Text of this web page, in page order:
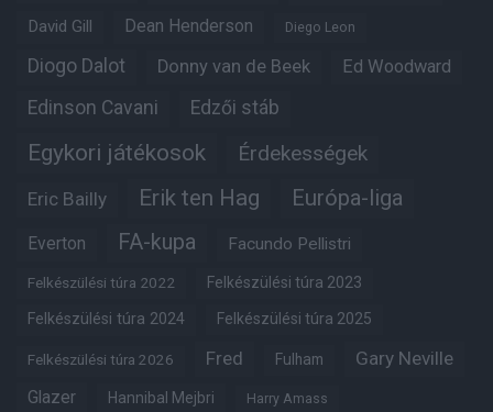
David Gill Dean Henderson Diego Leon
Diogo Dalot Donny van de Beek Ed Woodward
Edinson Cavani Edzői stáb
Egykori játékosok Érdekességek
Eric Bailly Erik ten Hag Európa-liga
Everton FA-kupa Facundo Pellistri
Felkészülési túra 2022 Felkészülési túra 2023
Felkészülési túra 2024 Felkészülési túra 2025
Felkészülési túra 2026 Fred Fulham Gary Neville
Glazer Hannibal Mejbri Harry Amass